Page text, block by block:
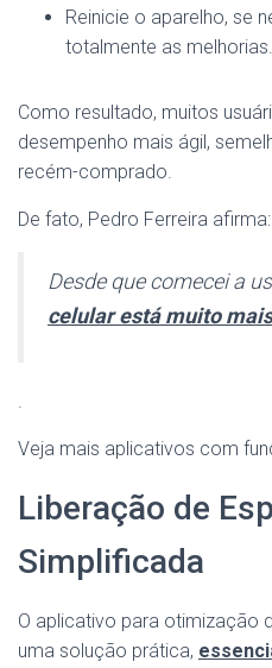
Reinicie o aparelho, se
totalmente as melhorias.
Como resultado, muitos
desempenho mais ágil,
recém-comprado.
De fato, Pedro Ferreira afirma:
Desde que comecei a
celular está muito
.
Veja mais aplicativos com
Liberação de
Simplificada
O aplicativo para otimização
uma solução prática,